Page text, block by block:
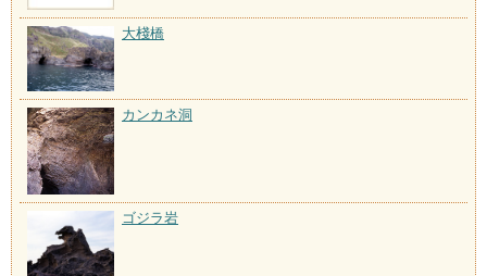
大棧橋
カンカネ洞
ゴジラ岩